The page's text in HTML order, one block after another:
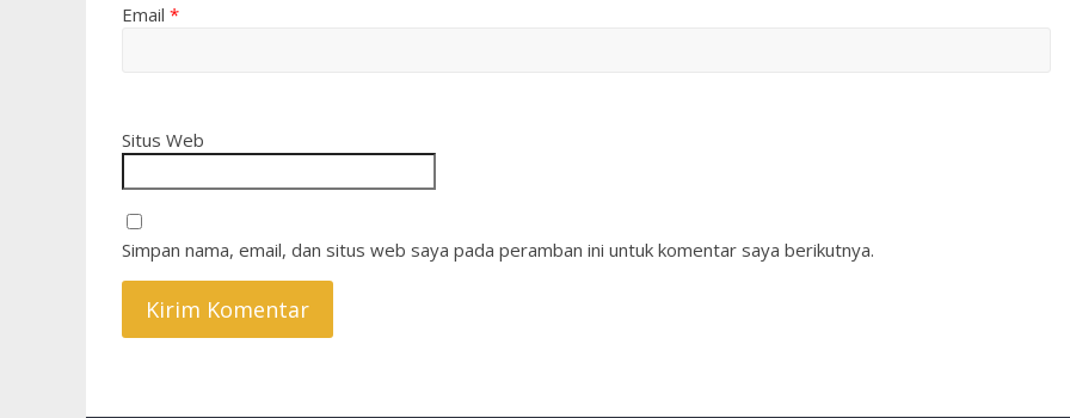
Email *
Situs Web
Simpan nama, email, dan situs web saya pada peramban ini untuk komentar saya berikutnya.